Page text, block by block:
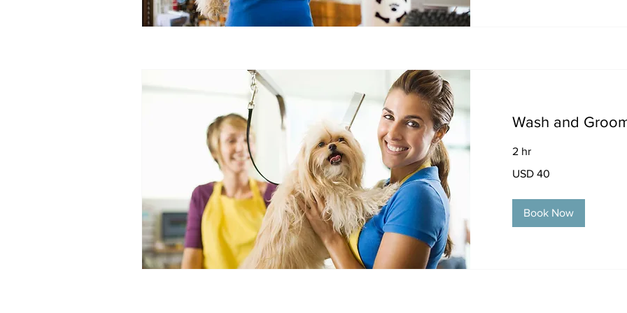
Wash and
2 hr
dólares
USD 40
Book Now